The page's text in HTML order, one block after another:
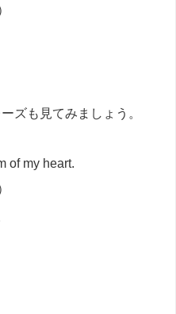
ズも見てみましょう。
of my heart.